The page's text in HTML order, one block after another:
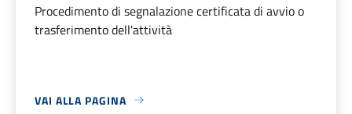
Procedimento di segnalazione certificata di avvio o
trasferimento dell'attività
VAI ALLA PAGINA